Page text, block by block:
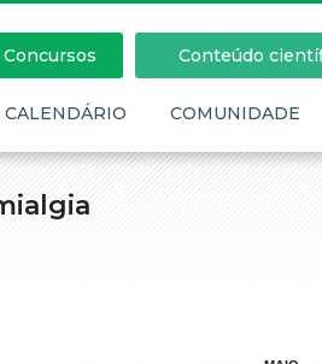
Concursos Conteúdo
CALENDÁRIO COMUNIDADE